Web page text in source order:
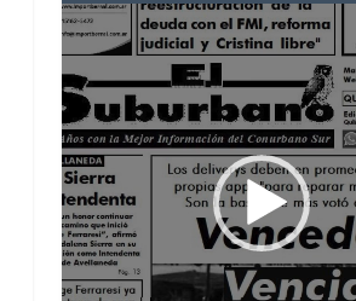
Reproductor
de
vídeo